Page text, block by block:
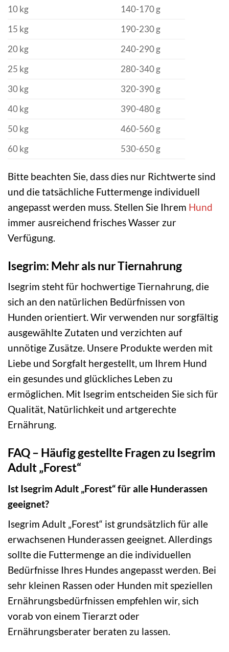
10 kg
140-170 g
15 kg
190-230 g
20 kg
240-290 g
25 kg
280-340 g
30 kg
320-390 g
40 kg
390-480 g
50 kg
460-560 g
60 kg
530-650 g
Bitte beachten Sie, dass dies nur Richtwerte sind
und die tatsächliche Futtermenge individuell
angepasst werden muss. Stellen Sie Ihrem Hund
immer ausreichend frisches Wasser zur
Verfügung.
Isegrim: Mehr als nur Tiernahrung
Isegrim steht für hochwertige Tiernahrung, die
sich an den natürlichen Bedürfnissen von
Hunden orientiert. Wir verwenden nur sorgfältig
ausgewählte Zutaten und verzichten auf
unnötige Zusätze. Unsere Produkte werden mit
Liebe und Sorgfalt hergestellt, um Ihrem Hund
ein gesundes und glückliches Leben zu
ermöglichen. Mit Isegrim entscheiden Sie sich für
Qualität, Natürlichkeit und artgerechte
Ernährung.
FAQ – Häufig gestellte Fragen zu Isegrim
Adult „Forest“
Ist Isegrim Adult „Forest“ für alle Hunderassen
geeignet?
Isegrim Adult „Forest“ ist grundsätzlich für alle
erwachsenen Hunderassen geeignet. Allerdings
sollte die Futtermenge an die individuellen
Bedürfnisse Ihres Hundes angepasst werden. Bei
sehr kleinen Rassen oder Hunden mit speziellen
Ernährungsbedürfnissen empfehlen wir, sich
vorab von einem Tierarzt oder
Ernährungsberater beraten zu lassen.